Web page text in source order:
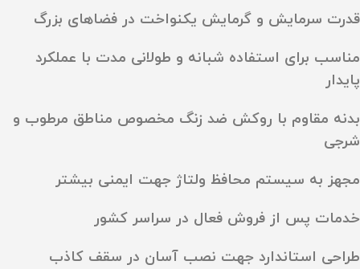
قدرت سرمایش و گرمایش یکنواخت در فضاهای بزرگ
مناسب برای استفاده شبانه و طولانی‌ مدت با عملکرد
پایدار
بدنه مقاوم با روکش ضد زنگ مخصوص مناطق مرطوب و
شرجی
مجهز به سیستم محافظ ولتاژ جهت ایمنی بیشتر
خدمات پس از فروش فعال در سراسر کشور
طراحی استاندارد جهت نصب آسان در سقف کاذب